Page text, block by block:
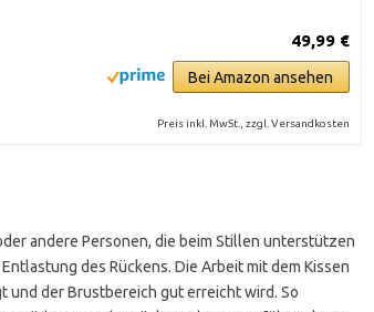
49,99 €
Bei Amazon ansehen
Preis inkl. MwSt., zzgl. Versandkosten
andere Personen, die beim Stillen unterstützen
des Rückens. Die Arbeit mit dem Kissen
und der Brustbereich gut erreicht wird. So